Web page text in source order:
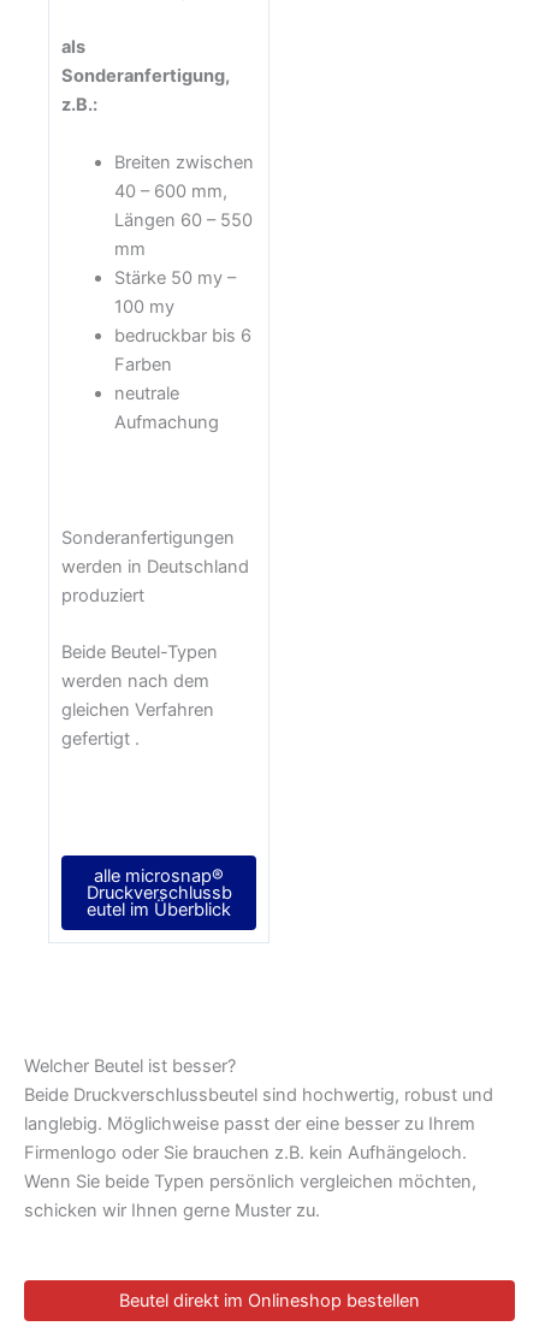
als
Sonderanfertigung,
z.B.:
Breiten zwischen
40 – 600 mm,
Längen 60 – 550
mm
Stärke 50 my –
100 my
bedruckbar bis 6
Farben
neutrale
Aufmachung
Sonderanfertigungen
werden in Deutschland
produziert
Beide Beutel-Typen
werden nach dem
gleichen Verfahren
gefertigt .
alle microsnap®
Druckverschlussb
eutel im Überblick
Welcher Beutel ist besser?
Beide Druckverschlussbeutel sind hochwertig, robust und
langlebig. Möglichweise passt der eine besser zu Ihrem
Firmenlogo oder Sie brauchen z.B. kein Aufhängeloch.
Wenn Sie beide Typen persönlich vergleichen möchten,
schicken wir Ihnen gerne Muster zu.
Beutel direkt im Onlineshop bestellen